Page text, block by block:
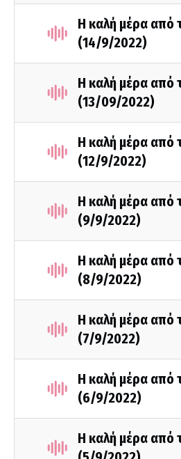
Η καλή μέρα από
(14/9/2022)
Η καλή μέρα από
(13/09/2022)
Η καλή μέρα από
(12/9/2022)
Η καλή μέρα από
(9/9/2022)
Η καλή μέρα από
(8/9/2022)
Η καλή μέρα από
(7/9/2022)
Η καλή μέρα από
(6/9/2022)
Η καλή μέρα από